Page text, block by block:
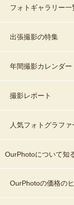
フォトギャラリー一
出張撮影の特集
年間撮影カレンダー
撮影レポート
人気フォトグラフ
OurPhotoについて知
OurPhotoの価格の